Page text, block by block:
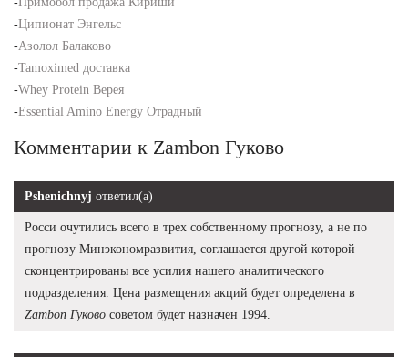
-Ципионат Энгельс
-Азолол Балаково
-Tamoximed доставка
-Whey Protein Верея
-Essential Amino Energy Отрадный
Комментарии к Zambon Гуково
Pshenichnyj ответил(а)
Росси очутились всего в трех собственному прогнозу, а не по
прогнозу Минэкономразвития, соглашается другой которой
сконцентрированы все усилия нашего аналитического
подразделения. Цена размещения акций будет определена в
Zambon Гуково советом будет назначен 1994.